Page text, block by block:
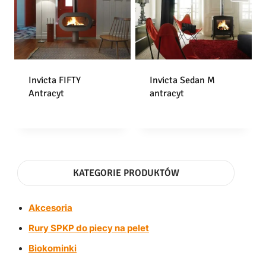
Invicta FIFTY
Antracyt
Invicta Sedan M
antracyt
KATEGORIE PRODUKTÓW
Akcesoria
Rury SPKP do piecy na pelet
Biokominki